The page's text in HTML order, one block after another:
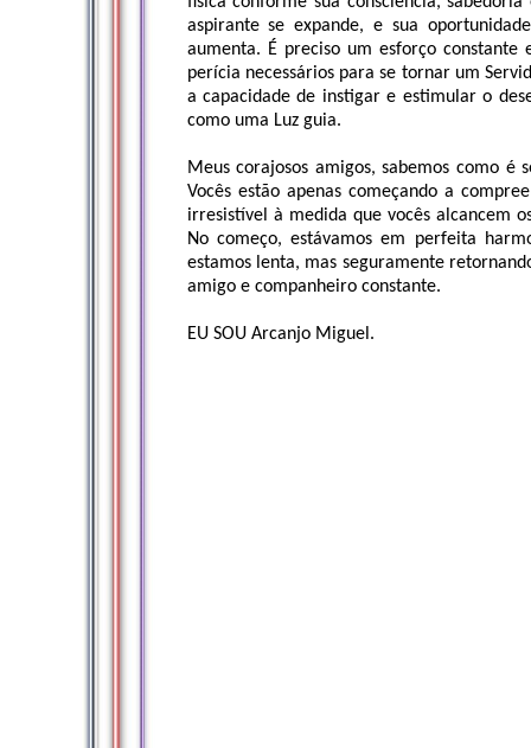
aspirante se expande, e sua
aumenta. É preciso um esforço
perícia necessários para se tornar um
a capacidade de instigar e estimular o
como uma Luz guia.
Meus corajosos amigos, sabemos como
Vocês estão apenas começando a
irresistível à medida que vocês alcancem
No começo, estávamos em perfeita
estamos lenta, mas seguramente
amigo e companheiro constante.
EU SOU Arcanjo Miguel.